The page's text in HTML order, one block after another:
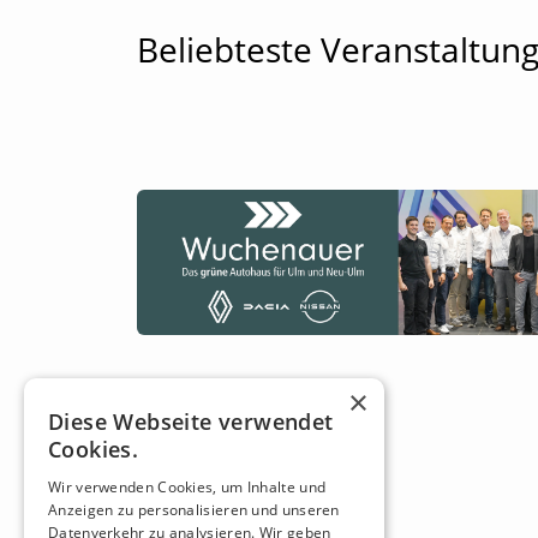
Beliebteste
×
Diese Webseite verwendet
Cookies.
Wir verwenden Cookies, um Inhalte und
Anzeigen zu personalisieren und unseren
Datenverkehr zu analysieren. Wir geben